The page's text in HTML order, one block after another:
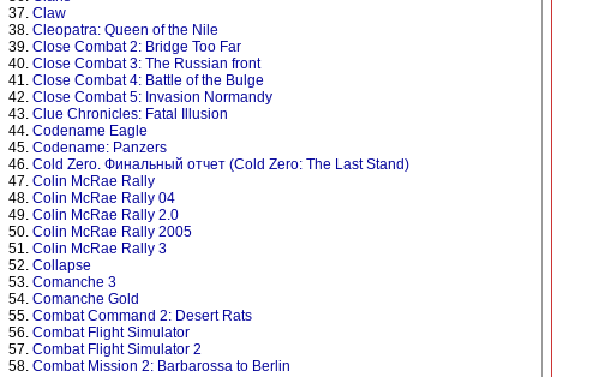
37. Claw
38. Cleopatra: Queen of the Nile
39. Close Combat 2: Bridge Too Far
40. Close Combat 3: The Russian front
41. Close Combat 4: Battle of the Bulge
42. Close Combat 5: Invasion Normandy
43. Clue Chronicles: Fatal Illusion
44. Codename Eagle
45. Codename: Panzers
46. Cold Zero. Финальный отчет (Cold Zero: The Last Stand)
47. Colin McRae Rally
48. Colin McRae Rally 04
49. Colin McRae Rally 2.0
50. Colin McRae Rally 2005
51. Colin McRae Rally 3
52. Collapse
53. Comanche 3
54. Comanche Gold
55. Combat Command 2: Desert Rats
56. Combat Flight Simulator
57. Combat Flight Simulator 2
58. Combat Mission 2: Barbarossa to Berlin